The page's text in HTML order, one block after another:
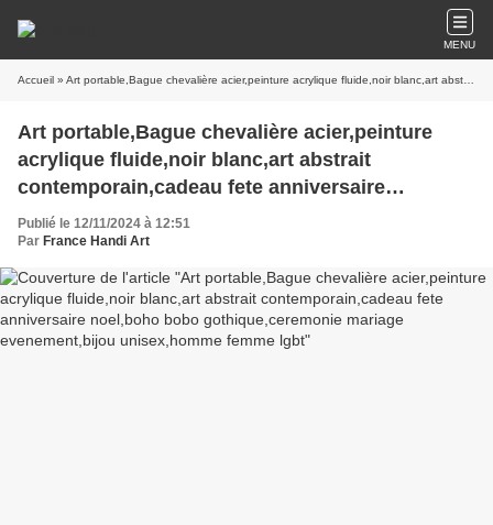
MENU
Accueil » Art portable,Bague chevalière acier,peinture acrylique fluide,noir blanc,art abstrait contemporain,cadeau fete anniversaire noel,boho bobo gothique,ceremonie mariage evenement,bijou unisex,homme femme lgbt
Art portable,Bague chevalière acier,peinture
acrylique fluide,noir blanc,art abstrait
contemporain,cadeau fete anniversaire
noel,boho bobo gothique,ceremonie mariage
evenement,bijou unisex,homme femme lgbt
Publié le 12/11/2024 à 12:51
Par France Handi Art